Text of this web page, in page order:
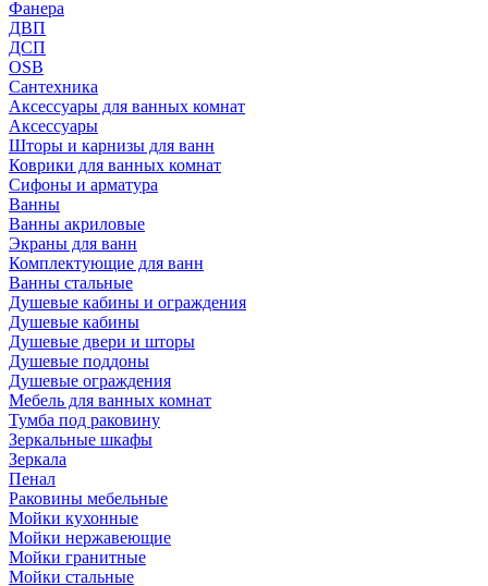
Фанера
ДВП
ДСП
OSB
Сантехника
Аксессуары для ванных комнат
Аксессуары
Шторы и карнизы для ванн
Коврики для ванных комнат
Сифоны и арматура
Ванны
Ванны акриловые
Экраны для ванн
Комплектующие для ванн
Ванны стальные
Душевые кабины и ограждения
Душевые кабины
Душевые двери и шторы
Душевые поддоны
Душевые ограждения
Мебель для ванных комнат
Тумба под раковину
Зеркальные шкафы
Зеркала
Пенал
Раковины мебельные
Мойки кухонные
Мойки нержавеющие
Мойки гранитные
Мойки стальные